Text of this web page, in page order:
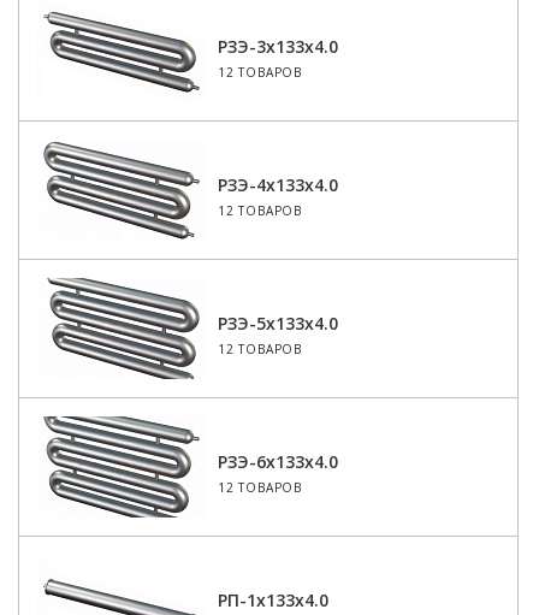
РЗЭ-3x133x4.0
12 ТОВАРОВ
РЗЭ-4x133x4.0
12 ТОВАРОВ
РЗЭ-5x133x4.0
12 ТОВАРОВ
РЗЭ-6x133x4.0
12 ТОВАРОВ
РП-1x133x4.0